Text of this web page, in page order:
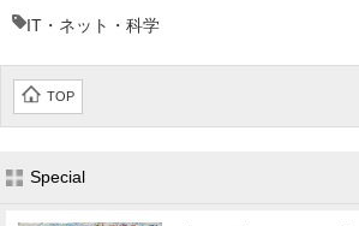
IT・ネット・科学
TOP
Special